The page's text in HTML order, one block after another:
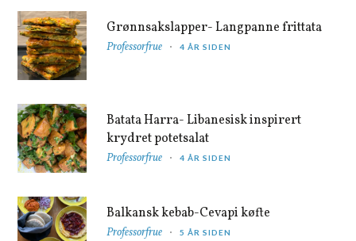
Grønnsakslapper- Langpanne frittata
Professorfrue 4 ÅR SIDEN
Batata Harra- Libanesisk inspirert
krydret potetsalat
Professorfrue 4 ÅR SIDEN
Balkansk kebab-Cevapi køfte
Professorfrue 5 ÅR SIDEN